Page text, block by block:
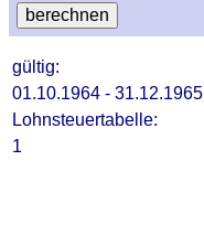
gültig:
01.10.1964 - 31.12.1965
Lohnsteuertabelle:
1